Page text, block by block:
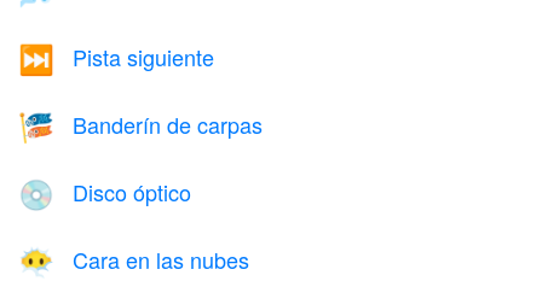
⏭️ Pista siguiente
🎏 Banderín de carpas
💿 Disco óptico
😶‍🌫️ Cara en las nubes